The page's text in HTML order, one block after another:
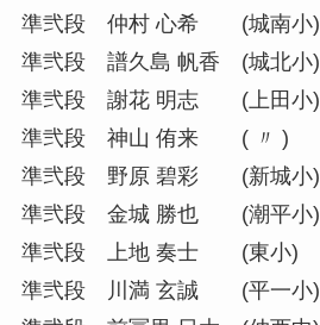
準弐段 仲村 心希 (城南小)
準弐段 譜久島 帆香 (城北小)
準弐段 謝花 明志 (上田小)
準弐段 神山 侑来 ( 〃 )
準弐段 野原 碧彩 (新城小)
準弐段 金城 勝也 (潮平小)
準弐段 上地 奏士 (東小)
準弐段 川満 玄誠 (平一小)